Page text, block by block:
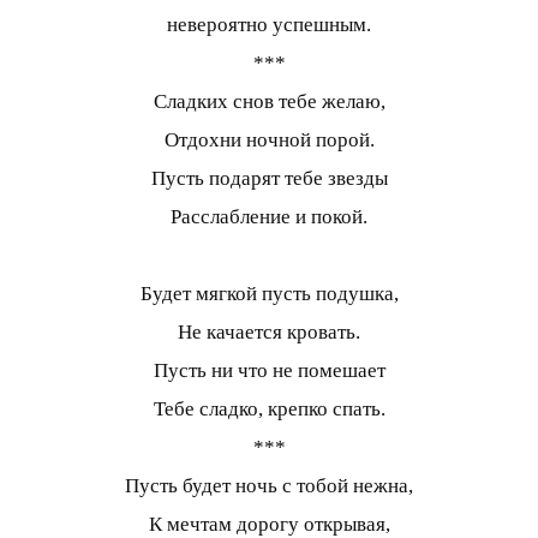
невероятно успешным.
***
Сладких снов тебе желаю,
Отдохни ночной порой.
Пусть подарят тебе звезды
Расслабление и покой.
Будет мягкой пусть подушка,
Не качается кровать.
Пусть ни что не помешает
Тебе сладко, крепко спать.
***
Пусть будет ночь с тобой нежна,
К мечтам дорогу открывая,